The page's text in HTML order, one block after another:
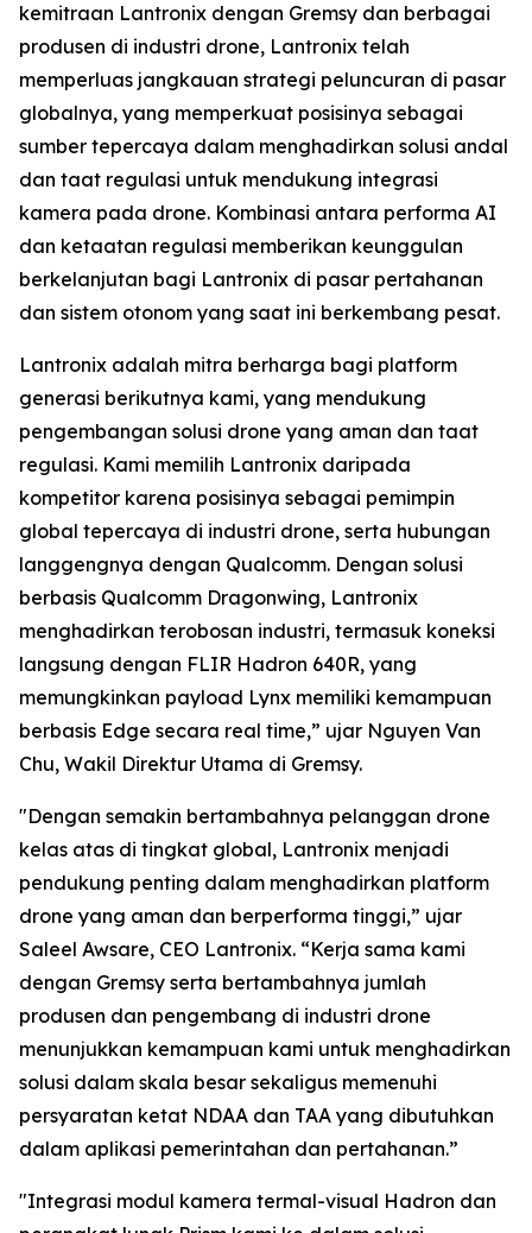
kemitraan Lantronix dengan Gremsy dan berbagai
produsen di industri drone, Lantronix telah
memperluas jangkauan strategi peluncuran di pasar
globalnya, yang memperkuat posisinya sebagai
sumber tepercaya dalam menghadirkan solusi andal
dan taat regulasi untuk mendukung integrasi
kamera pada drone. Kombinasi antara performa AI
dan ketaatan regulasi memberikan keunggulan
berkelanjutan bagi Lantronix di pasar pertahanan
dan sistem otonom yang saat ini berkembang pesat.
Lantronix adalah mitra berharga bagi platform
generasi berikutnya kami, yang mendukung
pengembangan solusi drone yang aman dan taat
regulasi. Kami memilih Lantronix daripada
kompetitor karena posisinya sebagai pemimpin
global tepercaya di industri drone, serta hubungan
langgengnya dengan Qualcomm. Dengan solusi
berbasis Qualcomm Dragonwing, Lantronix
menghadirkan terobosan industri, termasuk koneksi
langsung dengan FLIR Hadron 640R, yang
memungkinkan payload Lynx memiliki kemampuan
berbasis Edge secara real time,” ujar Nguyen Van
Chu, Wakil Direktur Utama di Gremsy.
"Dengan semakin bertambahnya pelanggan drone
kelas atas di tingkat global, Lantronix menjadi
pendukung penting dalam menghadirkan platform
drone yang aman dan berperforma tinggi,” ujar
Saleel Awsare, CEO Lantronix. “Kerja sama kami
dengan Gremsy serta bertambahnya jumlah
produsen dan pengembang di industri drone
menunjukkan kemampuan kami untuk menghadirkan
solusi dalam skala besar sekaligus memenuhi
persyaratan ketat NDAA dan TAA yang dibutuhkan
dalam aplikasi pemerintahan dan pertahanan.”
"Integrasi modul kamera termal-visual Hadron dan